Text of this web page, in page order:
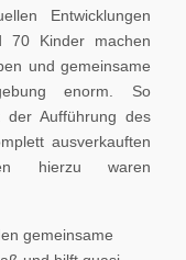
Entwicklungen
70 Kinder machen
und gemeinsame
enorm. So
der Aufführung des
ausverkauften
hierzu waren
gemeinsame